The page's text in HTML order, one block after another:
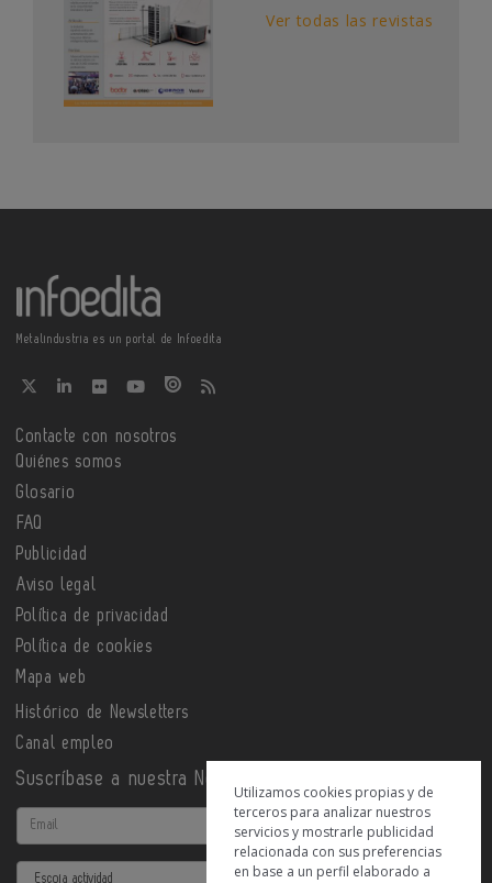
Ver todas las revistas
Metalindustria es un portal de Infoedita
Contacte con nosotros
Quiénes somos
Glosario
FAQ
Publicidad
Aviso legal
Política de privacidad
Política de cookies
Mapa web
Histórico de Newsletters
Canal empleo
Suscríbase a nuestra Newsletter
Email
Actividad
Utilizamos cookies propias y de
terceros para analizar nuestros
servicios y mostrarle publicidad
relacionada con sus preferencias
en base a un perfil elaborado a